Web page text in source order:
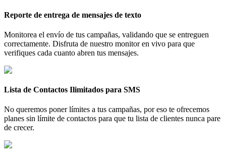
Reporte de entrega de mensajes de texto
Monitorea el envío de tus campañas, validando que se entreguen
correctamente. Disfruta de nuestro monitor en vivo para que
verifiques cada cuanto abren tus mensajes.
Lista de Contactos Ilimitados para SMS
No queremos poner límites a tus campañas, por eso te ofrecemos
planes sin límite de contactos para que tu lista de clientes nunca pare
de crecer.